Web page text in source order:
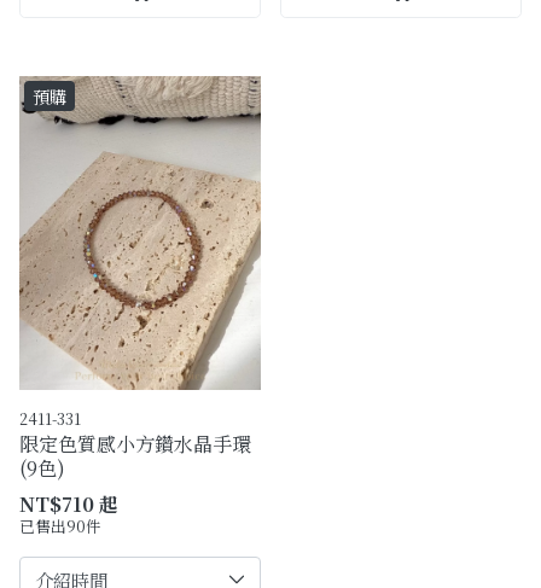
預購
2411-331
限定色質感小方鑽水晶手環
(9色)
NT$710 起
已售出90件